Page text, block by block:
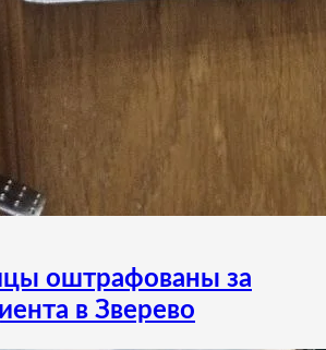
оштрафованы за
в Зверево